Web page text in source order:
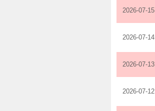
2026-07-15
2026-07-14
2026-07-13
2026-07-12